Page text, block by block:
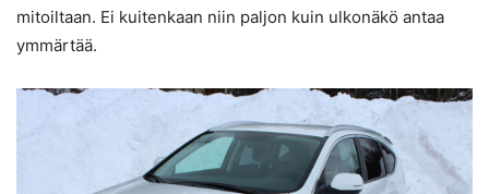
mitoiltaan. Ei kuitenkaan niin paljon kuin ulkonäkö antaa
ymmärtää.